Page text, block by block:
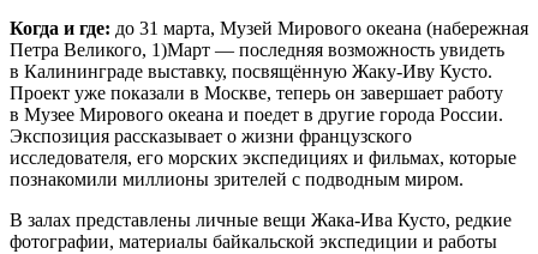
Когда и где: до 31 марта, Музей Мирового океана (набережная
Петра Великого, 1)Март — последняя возможность увидеть
в Калининграде выставку, посвящённую Жаку‑Иву Кусто.
Проект уже показали в Москве, теперь он завершает работу
в Музее Мирового океана и поедет в другие города России.
Экспозиция рассказывает о жизни французского
исследователя, его морских экспедициях и фильмах, которые
познакомили миллионы зрителей с подводным миром.
В залах представлены личные вещи Жака‑Ива Кусто, редкие
фотографии, материалы байкальской экспедиции и работы